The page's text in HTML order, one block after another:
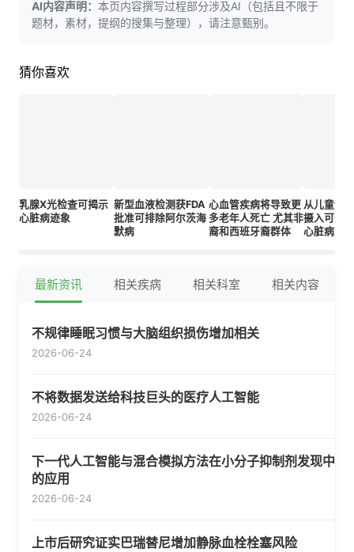
AI内容声明： 本页内容撰写过程部分涉及AI（包括且不限于
题材，素材，提纲的搜集与整理），请注意甄别。
猜你喜欢
乳腺X光检查可揭示
心脏病迹象
新型血液检测获FDA
批准可排除阿尔茨海
默病
心血管疾病将导致更
多老年人死亡 尤其非
裔和西班牙裔群体
从儿童饮
摄入可大
心脏病发
最新资讯 相关疾病 相关科室 相关内容
不规律睡眠习惯与大脑组织损伤增加相关
2026-06-24
不将数据发送给科技巨头的医疗人工智能
2026-06-24
下一代人工智能与混合模拟方法在小分子抑制剂发现中
的应用
2026-06-24
上市后研究证实巴瑞替尼增加静脉血栓栓塞风险